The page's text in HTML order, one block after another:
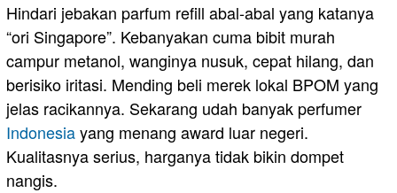
Hindari jebakan parfum refill abal-abal yang katanya
“ori Singapore”. Kebanyakan cuma bibit murah
campur metanol, wanginya nusuk, cepat hilang, dan
berisiko iritasi. Mending beli merek lokal BPOM yang
jelas racikannya. Sekarang udah banyak perfumer
Indonesiayang menang award luar negeri.
Kualitasnya serius, harganya tidak bikin dompet
nangis.